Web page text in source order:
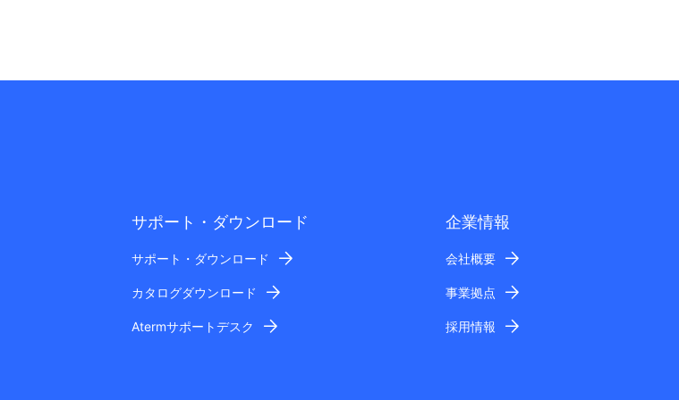
サポート・ダウンロード
サポート・ダウンロード
カタログダウンロード
Atermサポートデスク
企業情報
会社概要
事業拠点
採用情報